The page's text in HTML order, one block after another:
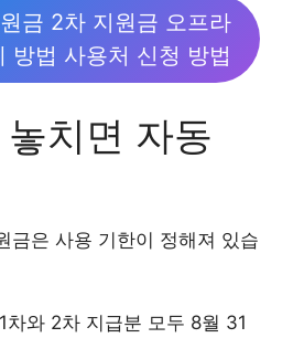
금 2차 지원금 오프라
방법 사용처 신청 방법
치면 자동
금은 사용 기한이 정해져 있습
차와 2차 지급분 모두 8월 31